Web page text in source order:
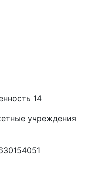
14
учреждения